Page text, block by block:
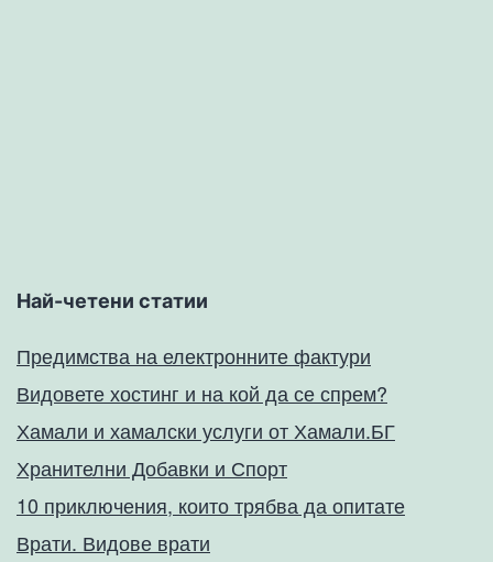
Най-четени статии
Предимства на електронните фактури
Видовете хостинг и на кой да се спрем?
Хамали и хамалски услуги от Хамали.БГ
Хранителни Добавки и Спорт
10 приключения, които трябва да опитате
Врати. Видове врати